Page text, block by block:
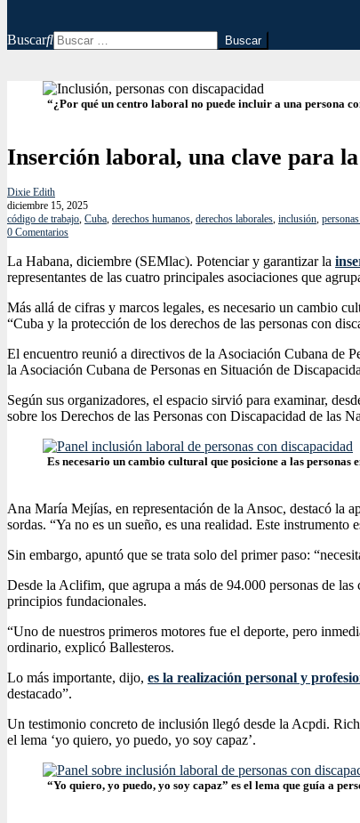
Buscar
“¿Por qué un centro laboral no puede incluir a una persona
Inserción laboral, una clave para
Dixie Edith
diciembre 15, 2025
código de trabajo, Cuba, derechos humanos, derechos laborales, inclusión,
0 Comentarios
La Habana, diciembre (SEMlac). Potenciar y garantizar la
representantes de las cuatro principales asociaciones que
Más allá de cifras y marcos legales, es necesario un cambio
“Cuba y la protección de los derechos de las personas con
El encuentro reunió a directivos de la Asociación Cubana
la Asociación Cubana de Personas en Situación de
Según sus organizadores, el espacio sirvió para examinar,
sobre los Derechos de las Personas con Discapacidad de las
Es necesario un cambio cultural que posicione a las personas
Ana María Mejías, en representación de la Ansoc, destacó la
sordas. “Ya no es un sueño, es una realidad. Este
Sin embargo, apuntó que se trata solo del primer paso:
Desde la Aclifim, que agrupa a más de 94.000 personas de
principios fundacionales.
“Uno de nuestros primeros motores fue el deporte, pero
ordinario, explicó Ballesteros.
Lo más importante, dijo, es la realización personal y
destacado”.
Un testimonio concreto de inclusión llegó desde la Acpdi.
el lema ‘yo quiero, yo puedo, yo soy capaz’.
“Yo quiero, yo puedo, yo soy capaz” es el lema que guía a